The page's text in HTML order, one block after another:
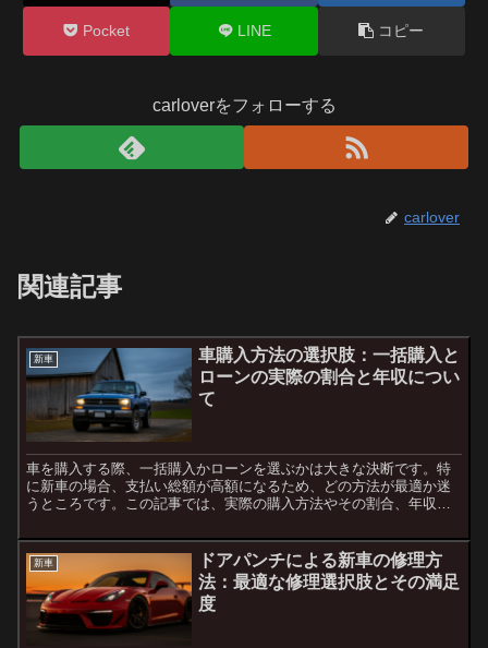
Pocket LINE コピー
carloverをフォローする
carlover
関連記事
新車
車購入方法の選択肢：一括購入と
ローンの実際の割合と年収につい
て
車を購入する際、一括購入かローンを選ぶかは大きな決断です。特
に新車の場合、支払い総額が高額になるため、どの方法が最適か迷
うところです。この記事では、実際の購入方法やその割合、年収に
新車
ドアパンチによる新車の修理方
法：最適な修理選択肢とその満足
度